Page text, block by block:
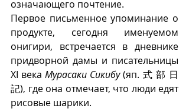
означающего почтение.
Первое письменное упоминание о
продукте, сегодня именуемом
онигири, встречается в дневнике
придворной дамы и писательницы
XI века Мурасаки Сикибу (яп. 式 部 日
記), где она отмечает, что люди едят
рисовые шарики.